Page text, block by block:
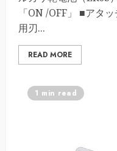
「ON /OFF」 ■アタ
用刃...
READ MORE
1 min read